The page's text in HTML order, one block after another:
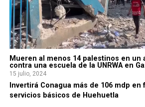
Mueren al menos 14 palestinos en un
contra una escuela de la UNRWA en
15 julio, 2024
Invertirá Conagua más de 106 mdp
servicios básicos de Huehuetla